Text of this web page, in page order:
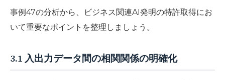
事例47の分析から、ビジネス関連AI発明の特許取得にお
いて重要なポイントを整理しましょう。
3.1 入出力データ間の相関関係の明確化